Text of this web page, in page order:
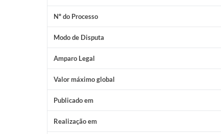
Nº do Processo
Modo de Disputa
Amparo Legal
Valor máximo global
Publicado em
Realização em